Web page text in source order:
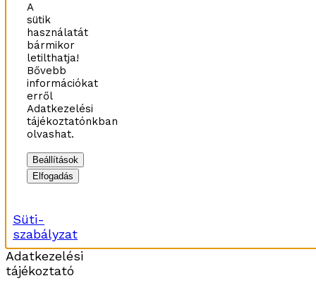
A
sütik
használatát
bármikor
letilthatja!
Bővebb
információkat
erről
Adatkezelési
tájékoztatónkban
olvashat.
Beállítások
Elfogadás
Süti-
szabályzat
Adatkezelési
tájékoztató